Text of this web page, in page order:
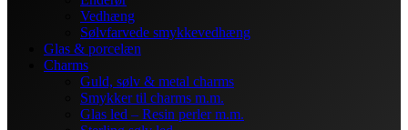
Vedhæng
Sølvfarvede smykkevedhæng
Glas & porcelæn
Charms
Guld, sølv & metal charms
Smykker til charms m.m.
Glas led – Resin perler m.m.